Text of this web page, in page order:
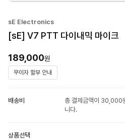
sE Electronics
[sE] V7 PTT 다이내믹 마이크
189,000원
무이자 할부 안내
배송비
총 결제금액이 30,000
니다.
상품선택